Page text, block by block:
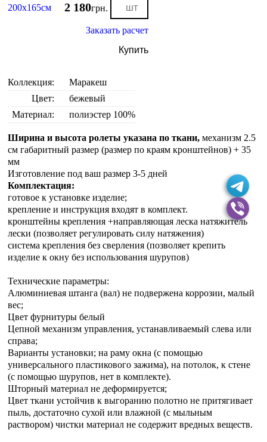
200х165см 2 180грн.
Заказать расчет
Купить
Коллекция:
Маракеш
Цвет:
бежевый
Материал:
полиэстер 100%
Ширина и высота ролеты указана по ткани,механизм 2.5
см габаритный размер (размер по краям кронштейнов) + 35
мм
Изготовление под ваш размер 3-5 дней
Комплектация:
готовое к установке изделие;
крепление и инструкция входят в комплект.
кронштейны крепления +направляющая леска натяжитель
лески (позволяет регулировать силу натяжения)
система крепления без сверления (позволяет крепить
изделие к окну без использования шурупов)
Технические параметры:
Алюминиевая штанга (вал) не подвержена коррозии, малый
вес;
Цвет фурнитуры белый
Цепной механизм управления, устанавливаемый слева или
справа;
Варианты установки; на раму окна (с помощью
универсального пластикового зажима), на потолок, к стене
(с помощью шурупов, нет в комплекте).
Шторный материал не деформируется;
Цвет ткани устойчив к выгоранию полотно не притягивает
пыль, достаточно сухой или влажной (с мыльным
раствором) чистки материал не содержит вредных веществ.